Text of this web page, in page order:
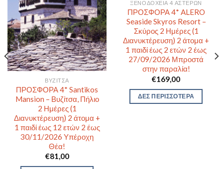
ΒΥΖΊΤΣΑ
ΠΡΟΣΦΟΡΑ 4* Santikos
Mansion – Βυζίτσα, Πήλιο
2 Ημέρες (1
Διανυκτέρευση) 2 άτομα +
1 παιδί έως 12 ετών 2 έως
30/11/2026 Υπέροχη
Θέα!
€81,00
ΞΕΝΟΔΟΧΕΊΑ 4 ΑΣΤΈΡΩΝ
ΠΡΟΣΦΟΡΑ 4* ALERO
Seaside Skyros Resort –
Σκύρος 2 Ημέρες (1
Διανυκτέρευση) 2 άτομα +
1 παιδί έως 2 ετών 2 έως
27/09/2026 Μπροστά
στην παραλία!
€169,00
ΔΕΣ ΠΕΡΙΣΣΟΤΕΡΑ